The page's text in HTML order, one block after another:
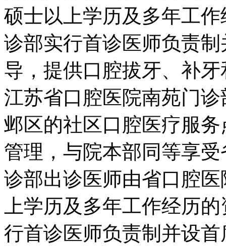
硕士以上学历及多年工
诊部实行首诊医师负责
导，提供口腔拔牙、补
江苏省口腔医院南苑门
邺区的社区口腔医疗服
管理，与院本部同等享
诊部出诊医师由省口腔
上学历及多年工作经历
行首诊医师负责制并设